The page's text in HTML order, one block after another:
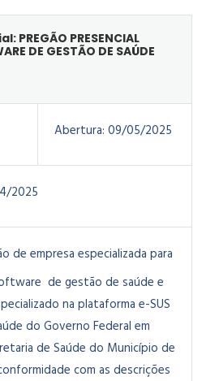
PREGÃO PRESENCIAL
DE GESTÃO DE SAÚDE
Abertura: 09/05/2025
2025
de empresa especializada para
de gestão de saúde e
na plataforma e-SUS
do Governo Federal em
de Saúde do Município de
com as descrições